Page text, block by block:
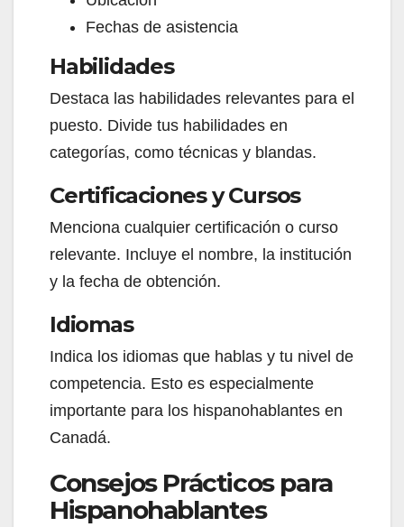
Fechas de asistencia
Habilidades
Destaca las habilidades relevantes para el
puesto. Divide tus habilidades en
categorías, como técnicas y blandas.
Certificaciones y Cursos
Menciona cualquier certificación o curso
relevante. Incluye el nombre, la institución
y la fecha de obtención.
Idiomas
Indica los idiomas que hablas y tu nivel de
competencia. Esto es especialmente
importante para los hispanohablantes en
Canadá.
Consejos Prácticos para
Hispanohablantes